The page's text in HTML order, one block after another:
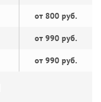
от 800 руб.
от 990 руб.
от 990 руб.